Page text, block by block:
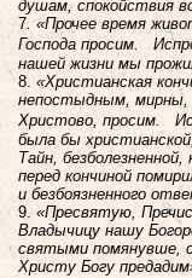
душам, спокойствия
7. «Прочее время
Господа просим.
нашей жизни мы
8. «Христианская
непостыдным, мирны,
Христово, просим.
была бы
Тайн,
перед кончиной
и безбоязненного
9. «Пресвятую,
Владычицу нашу
святыми помянувше,
Христу Богу